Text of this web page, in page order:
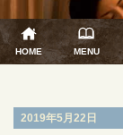
HOME MENU
2019年5月22日